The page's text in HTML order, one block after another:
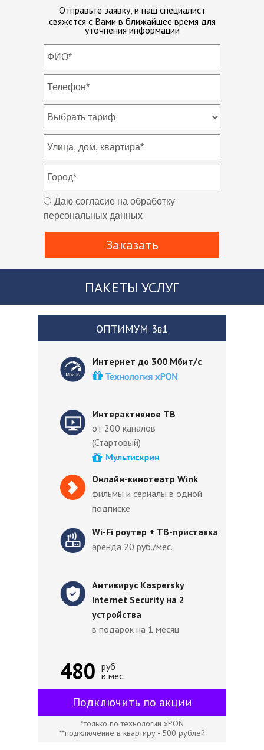
Даю согласие на обработку
персональных данных
Отправьте заявку, и наш специалист
свяжется с Вами в ближайшее время для
уточнения информации
ПАКЕТЫ УСЛУГ
Интерактивное ТВ
от 200 каналов
(Стартовый)
руб
в мес.
Интернет до 300 Мбит/с
Wi-Fi роутер + ТВ-приставка
аренда 20 руб./мес.
*только по технологии xPON
**подключение в квартиру - 500 рублей
Антивирус Kaspersky
Internet Security на 2
устройства
в подарок на 1 месяц
Онлайн-кинотеатр Wink
фильмы и сериалы в одной
подписке
ОПТИМУМ 3в1
480
Заказать
Подключить по акции